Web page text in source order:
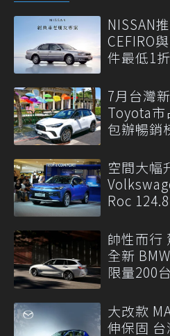
NISSAN
CEFIRO
件最低1折
7月台灣
Toyota市
包辦暢銷
空間大幅
Roc
帥性而行
全新
限量200台
大改款
伸保固